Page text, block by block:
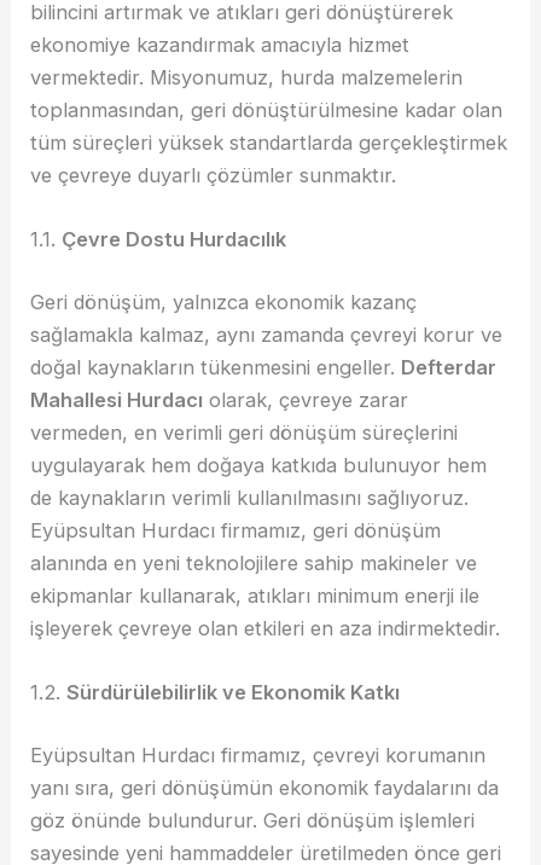
bilincini artırmak ve atıkları geri dönüştürerek
ekonomiye kazandırmak amacıyla hizmet
vermektedir. Misyonumuz, hurda malzemelerin
toplanmasından, geri dönüştürülmesine kadar olan
tüm süreçleri yüksek standartlarda gerçekleştirmek
ve çevreye duyarlı çözümler sunmaktır.
1.1. Çevre Dostu Hurdacılık
Geri dönüşüm, yalnızca ekonomik kazanç
sağlamakla kalmaz, aynı zamanda çevreyi korur ve
doğal kaynakların tükenmesini engeller. Defterdar
Mahallesi Hurdacı olarak, çevreye zarar
vermeden, en verimli geri dönüşüm süreçlerini
uygulayarak hem doğaya katkıda bulunuyor hem
de kaynakların verimli kullanılmasını sağlıyoruz.
Eyüpsultan Hurdacı firmamız, geri dönüşüm
alanında en yeni teknolojilere sahip makineler ve
ekipmanlar kullanarak, atıkları minimum enerji ile
işleyerek çevreye olan etkileri en aza indirmektedir.
1.2.Sürdürülebilirlik ve Ekonomik Katkı
Eyüpsultan Hurdacı firmamız, çevreyi korumanın
yanı sıra, geri dönüşümün ekonomik faydalarını da
göz önünde bulundurur. Geri dönüşüm işlemleri
sayesinde yeni hammaddeler üretilmeden önce geri